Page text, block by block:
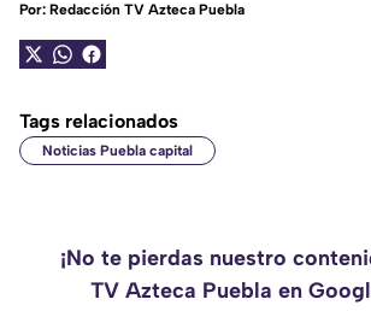
Por: Redacción TV Azteca Puebla
Tags relacionados
Noticias Puebla capital
¡No te pierdas nuestro
TV Azteca Puebla en